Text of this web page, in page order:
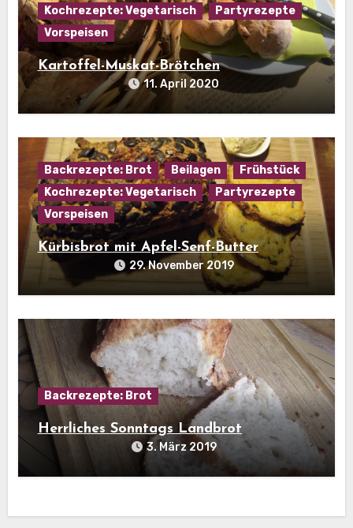
Kochrezepte: Vegetarisch
Partyrezepte
Vorspeisen
Kartoffel-Muskat-Brötchen
11. April 2020
Backrezepte: Brot Beilagen
Frühstück
Kochrezepte: Vegetarisch
Partyrezepte
Vorspeisen
Kürbisbrot mit Apfel-Senf-Butter
29. November 2019
Backrezepte: Brot
Herrliches Sonntags Landbrot
3. März 2019